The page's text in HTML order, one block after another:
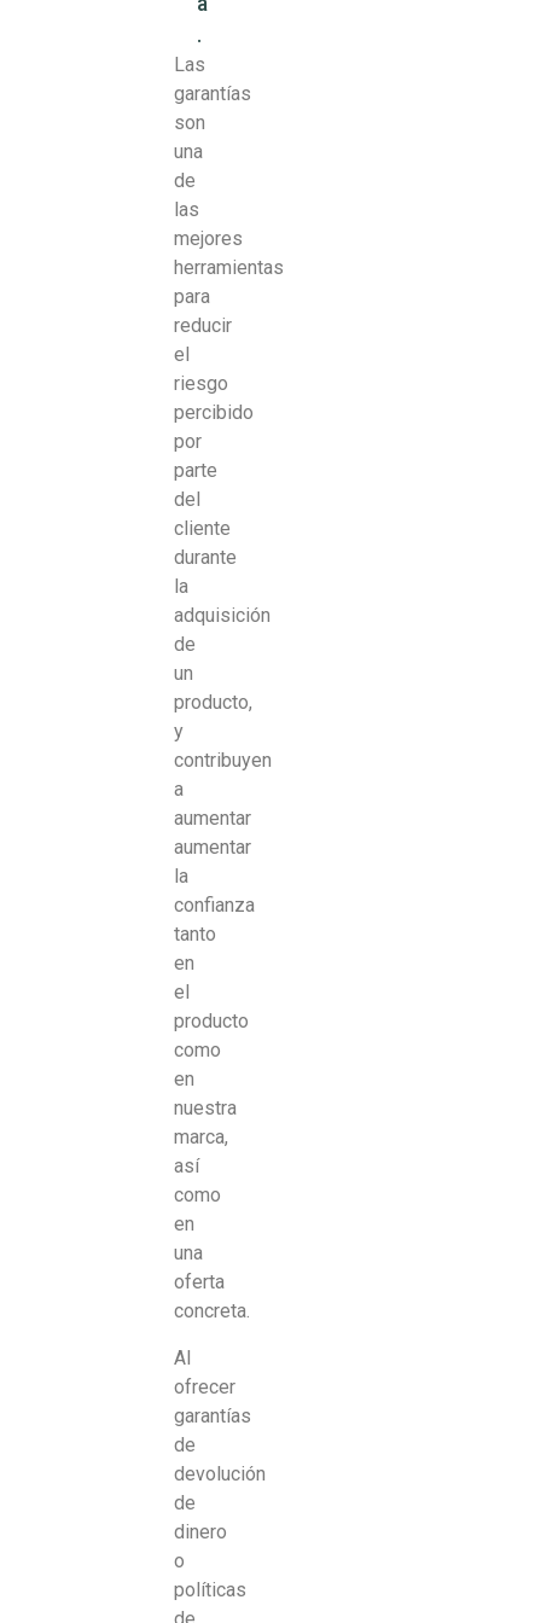
.
Las
garantías
son
una
de
las
mejores
herramientas
para
reducir
el
riesgo
percibido
por
parte
del
cliente
durante
la
adquisición
de
un
producto,
y
contribuyen
a
aumentar
aumentar
la
confianza
tanto
en
el
producto
como
en
nuestra
marca,
así
como
en
una
oferta
concreta.
Al
ofrecer
garantías
de
devolución
de
dinero
o
políticas
de